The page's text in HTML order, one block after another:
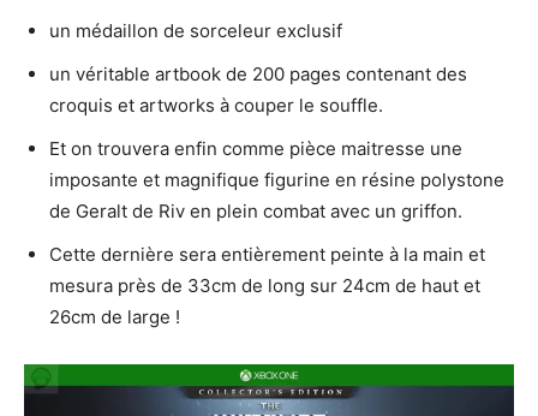
un médaillon de sorceleur exclusif
un véritable artbook de 200 pages contenant des
croquis et artworks à couper le souffle.
Et on trouvera enfin comme pièce maitresse une
imposante et magnifique figurine en résine polystone
de Geralt de Riv en plein combat avec un griffon.
Cette dernière sera entièrement peinte à la main et
mesura près de 33cm de long sur 24cm de haut et
26cm de large !